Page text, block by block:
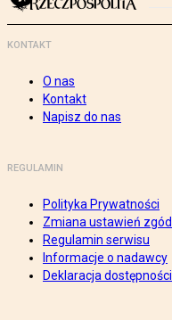
KONTAKT
O nas
Kontakt
Napisz do nas
REGULAMIN
Polityka Prywatności
Zmiana ustawień zgód
Regulamin serwisu
Informacje o nadawcy
Deklaracja dostępności